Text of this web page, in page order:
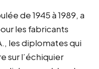
de 1945 à 1989, a
les fabricants
les diplomates qui
sur l’échiquier